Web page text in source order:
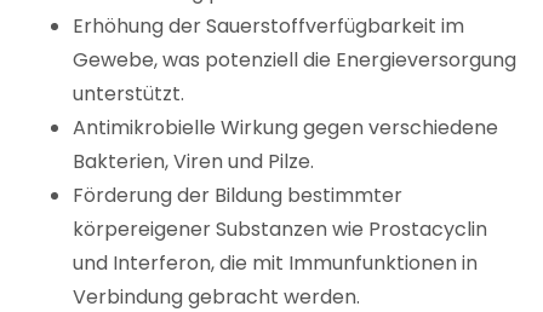
Erhöhung der Sauerstoffverfügbarkeit im
Gewebe, was potenziell die Energieversorgung
unterstützt.
Antimikrobielle Wirkung gegen verschiedene
Bakterien, Viren und Pilze.
Förderung der Bildung bestimmter
körpereigener Substanzen wie Prostacyclin
und Interferon, die mit Immunfunktionen in
Verbindung gebracht werden.